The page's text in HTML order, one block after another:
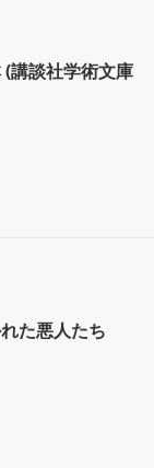
講談社学術文庫
た悪人たち